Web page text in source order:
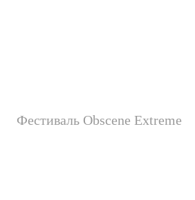
Фестиваль Obscene Extreme